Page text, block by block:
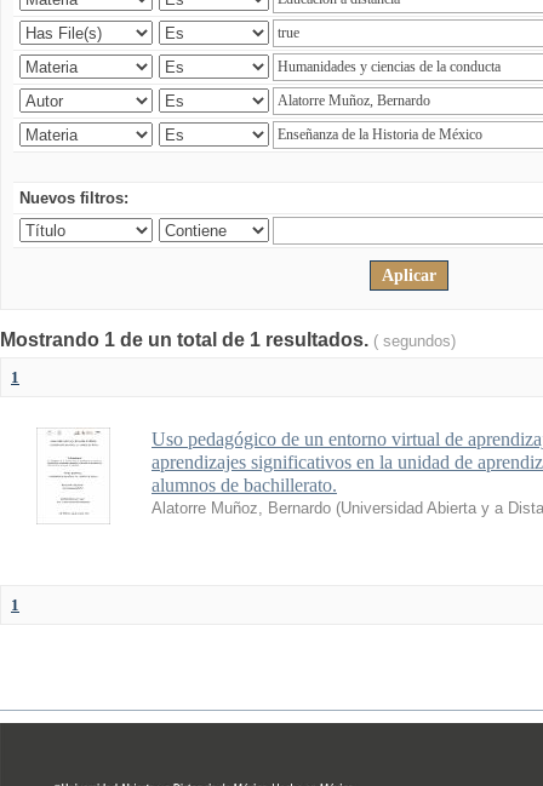
Nuevos filtros:
Mostrando 1 de un total de 1 resultados. ( segundos)
1
Uso pedagógico de un entorno virtual de
aprendizajes significativos en la unidad de
alumnos de bachillerato.
Alatorre Muñoz, Bernardo (Universidad Abierta y a
1